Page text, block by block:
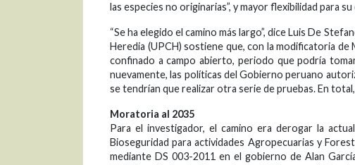
las especies no originarias”, y mayor flexibilidad para
“Se ha elegido el camino más largo”, dice Luis De
Heredia (UPCH) sostiene que, con la modificatoria
confinado a campo abierto, periodo que podría
nuevamente, las políticas del Gobierno peruano
se tendrían que realizar otra serie de pruebas. En
Moratoria al 2035
Para el investigador, el camino era derogar la
Bioseguridad para actividades Agropecuarias y
mediante DS 003-2011 en el gobierno de Alan